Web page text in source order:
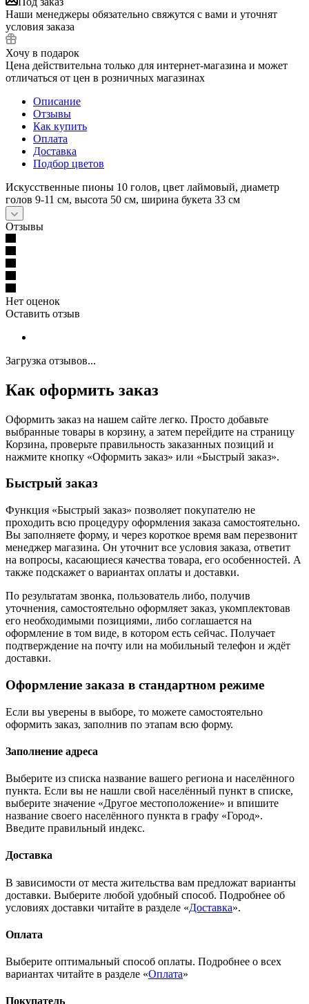
Наши менеджеры обязательно свяжутся с вами и уточнят
условия заказа
Хочу в подарок
Цена действительна только для интернет-магазина и может
отличаться от цен в розничных магазинах
Описание
Отзывы
Как купить
Оплата
Доставка
Подбор цветов
Искусственные пионы 10 голов, цвет лаймовый, диаметр
голов 9-11 см, высота 50 см, ширина букета 33 см
Отзывы
Нет оценок
Оставить отзыв
Загрузка отзывов...
Как оформить заказ
Оформить заказ на нашем сайте легко. Просто добавьте
выбранные товары в корзину, а затем перейдите на страницу
Корзина, проверьте правильность заказанных позиций и
нажмите кнопку «Оформить заказ» или «Быстрый заказ».
Быстрый заказ
Функция «Быстрый заказ» позволяет покупателю не
проходить всю процедуру оформления заказа самостоятельно.
Вы заполняете форму, и через короткое время вам перезвонит
менеджер магазина. Он уточнит все условия заказа, ответит
на вопросы, касающиеся качества товара, его особенностей. А
также подскажет о вариантах оплаты и доставки.
По результатам звонка, пользователь либо, получив
уточнения, самостоятельно оформляет заказ, укомплектовав
его необходимыми позициями, либо соглашается на
оформление в том виде, в котором есть сейчас. Получает
подтверждение на почту или на мобильный телефон и ждёт
доставки.
Оформление заказа в стандартном режиме
Если вы уверены в выборе, то можете самостоятельно
оформить заказ, заполнив по этапам всю форму.
Заполнение адреса
Выберите из списка название вашего региона и населённого
пункта. Если вы не нашли свой населённый пункт в списке,
выберите значение «Другое местоположение» и впишите
название своего населённого пункта в графу «Город».
Введите правильный индекс.
Доставка
В зависимости от места жительства вам предложат варианты
доставки. Выберите любой удобный способ. Подробнее об
условиях доставки читайте в разделе «Доставка».
Оплата
Выберите оптимальный способ оплаты. Подробнее о всех
вариантах читайте в разделе «Оплата»
Покупатель